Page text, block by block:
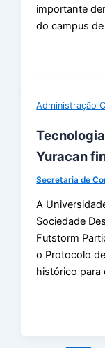
importante
do campus
Administração
Yuracan
Secretaria de
A
Sociedade
Futstorm
o Protocolo
histórico para